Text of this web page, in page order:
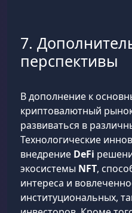
7.
перспективы
В дополнение к
криптовалютный
развиваться в
Технологические
внедрение DeFi
экосистемы NFT,
интереса и
институциональных,